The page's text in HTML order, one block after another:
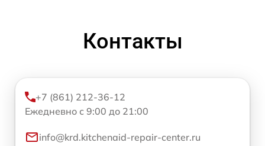
Контакты
+7 (861) 212-36-12
Ежедневно с 9:00 до 21:00
info@krd.kitchenaid-repair-center.ru